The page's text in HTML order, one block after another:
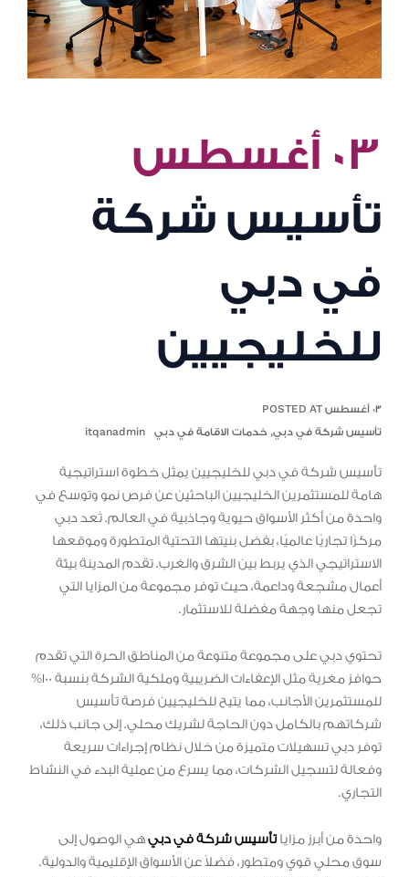
٠٣ أغسطس
تأسيس شركة
في دبي
للخليجيين
٠٣ أغسطس POSTED AT
تأسيس شركة في دبي, خدمات الاقامة في دبي itqanadmin
تأسيس شركة في دبي للخليجيين يمثل خطوة استراتيجية
هامة للمستثمرين الخليجيين الباحثين عن فرص نمو وتوسع في
واحدة من أكثر الأسواق حيوية وجاذبية في العالم. تُعد دبي
مركزًا تجاريًا عالميًا، بفضل بنيتها التحتية المتطورة وموقعها
الاستراتيجي الذي يربط بين الشرق والغرب. تقدم المدينة بيئة
أعمال مشجعة وداعمة، حيث توفر مجموعة من المزايا التي
تجعل منها وجهة مفضلة للاستثمار.
تحتوي دبي على مجموعة متنوعة من المناطق الحرة التي تقدم
حوافز مغرية مثل الإعفاءات الضريبية وملكية الشركة بنسبة 100%
للمستثمرين الأجانب، مما يتيح للخليجيين فرصة تأسيس
شركاتهم بالكامل دون الحاجة لشريك محلي. إلى جانب ذلك،
توفر دبي تسهيلات متميزة من خلال نظام إجراءات سريعة
وفعالة لتسجيل الشركات، مما يسرع من عملية البدء في النشاط
التجاري.
واحدة من أبرز مزاياتأسيس شركة في دبيهي الوصول إلى
سوق محلي قوي ومتطور، فضلاً عن الأسواق الإقليمية والدولية.